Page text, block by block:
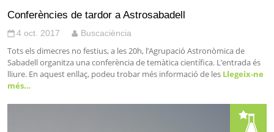
Conferències de tardor a Astrosabadell
4 oct. 2017 Buscaciència
Tots els dimecres no festius, a les 20h, l’Agrupació Astronòmica de
Sabadell organitza una conferència de temàtica científica. L’entrada és
lliure. En aquest enllaç, podeu trobar més informació de les Llegeix-ne
més…